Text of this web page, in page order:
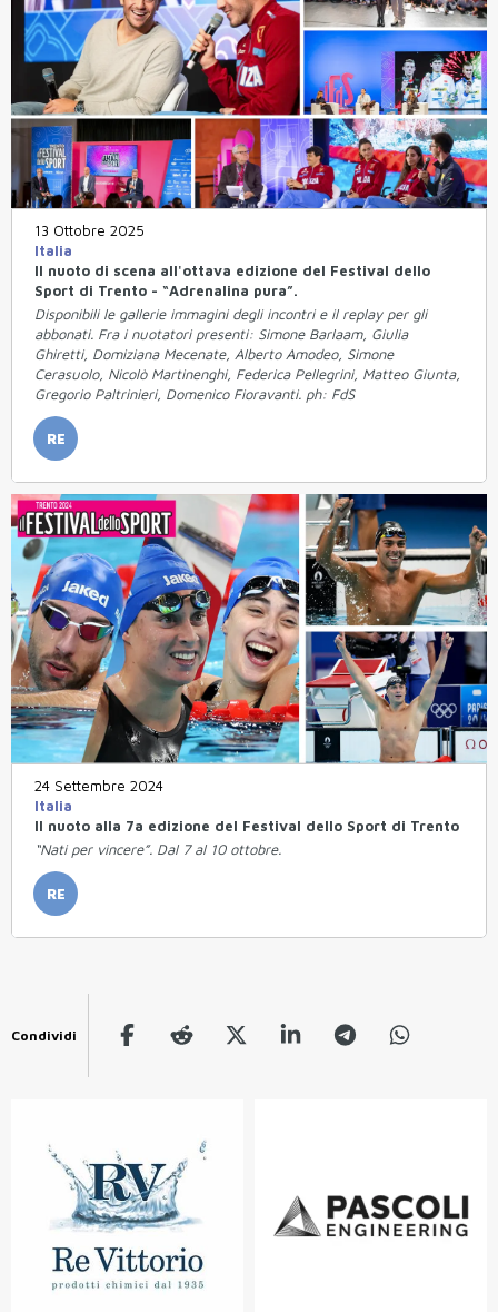
13 Ottobre 2025
Italia
Il nuoto di scena all'ottava edizione del Festival dello
Sport di Trento - “Adrenalina pura”.
Disponibili le gallerie immagini degli incontri e il replay per gli
abbonati. Fra i nuotatori presenti: Simone Barlaam, Giulia
Ghiretti, Domiziana Mecenate, Alberto Amodeo, Simone
Cerasuolo, Nicolò Martinenghi, Federica Pellegrini, Matteo Giunta,
Gregorio Paltrinieri, Domenico Fioravanti. ph: FdS
RE
24 Settembre 2024
Italia
Il nuoto alla 7a edizione del Festival dello Sport di Trento
“Nati per vincere”. Dal 7 al 10 ottobre.
RE
Condividi